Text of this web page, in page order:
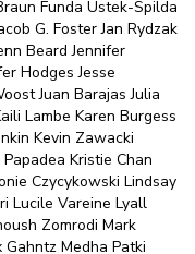
Funda Ustek-Spilda
G. Foster Jan Rydzak
Beard Jennifer
Hodges Jesse
Juan Barajas Julia
Lambe Karen Burgess
Kevin Zawacki
Kristie Chan
Czycykowski Lindsay
Lucile Vareine Lyall
Zomrodi Mark
Medha Patki